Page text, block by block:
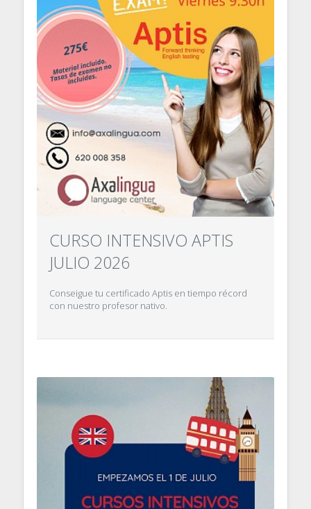
CURSO INTENSIVO APTIS
JULIO 2026
Conseigue tu certificado Aptis en tiempo récord
con nuestro profesor nativo.